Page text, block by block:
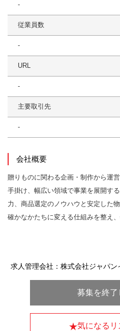
-
従業員数
-
URL
-
主要取引先
-
会社概要
贈りものに関わる企画・制作から運
手掛け、幅広い領域で事業を展開す
力、商品選定のノウハウと安定した
確かなかたちに変える仕組みを整え
募集を終了
気になるリ
求人管理会社：株式会社ジャパ